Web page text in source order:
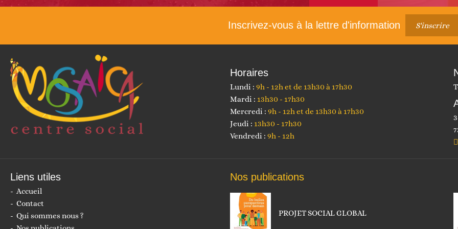
Inscrivez-vous à la lettre d'information S'inscrire
Horaires
Lundi : 9h - 12h et de 13h30 à 17h30
Mardi : 13h30 - 17h30
Mercredi : 9h - 12h et de 13h30 à 17h30
Jeudi : 13h30 - 17h30
Vendredi : 9h - 12h
Liens utiles
Accueil
Contact
Qui sommes nous ?
Nos publications
PROJET SOCIAL GLOBAL